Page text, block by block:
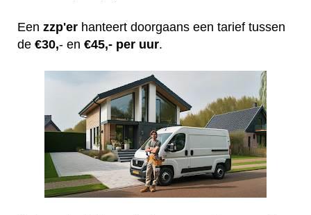
Een zzp'er hanteert doorgaans een tarief tussen
de €30,- en €45,- per uur.